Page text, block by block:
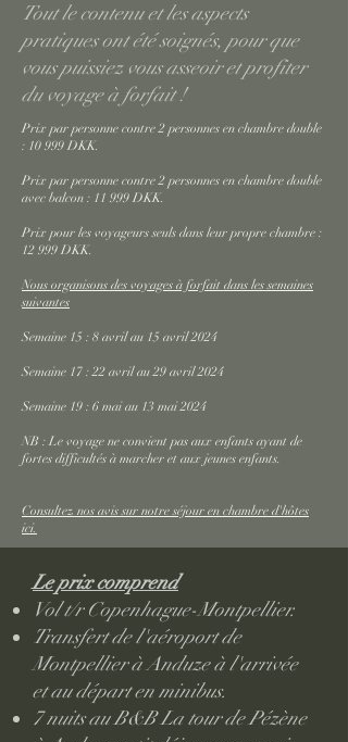
Tout le contenu et les aspects
pratiques ont été soignés, pour que
vous puissiez vous asseoir et profiter
du voyage à forfait !
Prix par personne contre 2 personnes en chambre double
: 10 999 DKK.
Prix par personne contre 2 personnes en chambre double
avec balcon : 11 999 DKK.
Prix pour les voyageurs seuls dans leur propre chambre :
12 999 DKK.
Nous organisons des voyages à forfait dans les semaines
suivantes
Semaine 15 : 8 avril au 15 avril 2024
Semaine 17 : 22 avril au 29 avril 2024
Semaine 19 : 6 mai au 13 mai 2024
NB : Le voyage ne convient pas aux enfants ayant de
fortes difficultés à marcher et aux jeunes enfants.
Consultez nos avis sur notre séjour en chambre d'hôtes
ici.
Le prix comprend
Vol t/r Copenhague-Montpellier.
Transfert de l'aéroport de
Montpellier à Anduze à l'arrivée
et au départ en minibus.
7 nuits au B&B La tour de Pézène